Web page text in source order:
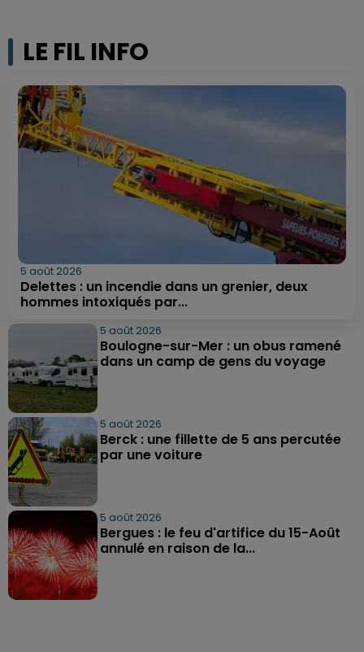
LE FIL INFO
5 août 2026
Delettes : un incendie dans un grenier, deux
hommes intoxiqués par...
5 août 2026
Boulogne-sur-Mer : un obus ramené
dans un camp de gens du voyage
5 août 2026
Berck : une fillette de 5 ans percutée
par une voiture
5 août 2026
Bergues : le feu d'artifice du 15-Août
annulé en raison de la...